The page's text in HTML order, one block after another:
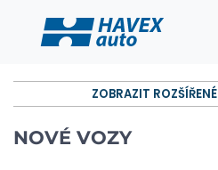
ZOBRAZIT
NOVÉ VOZY